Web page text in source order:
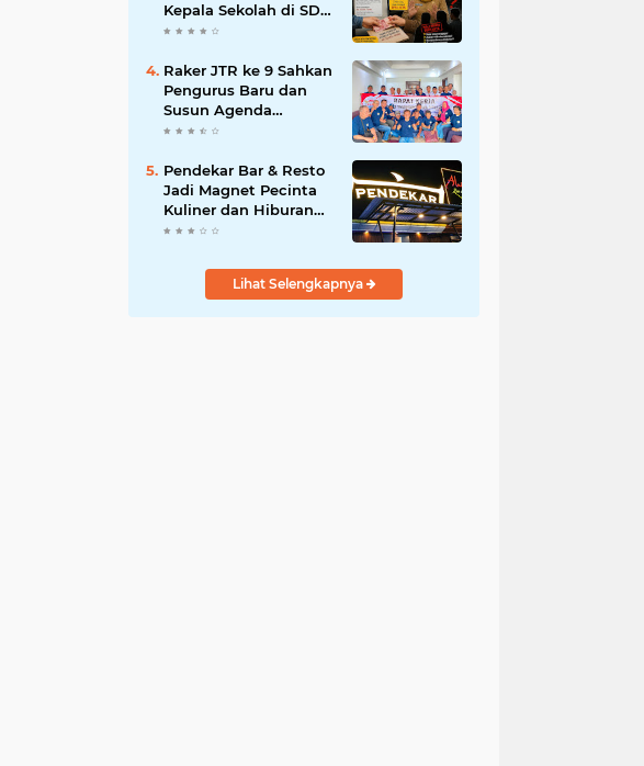
Kepala Sekolah di SDN
Pasar Kemis 2,
Tahu?
Raker JTR ke 9 Sahkan
Pengurus Baru dan
Susun Agenda
Strategis 2026
Pendekar Bar & Resto
Jadi Magnet Pecinta
Kuliner dan Hiburan
Malam di Tangerang
Lihat Selengkapnya